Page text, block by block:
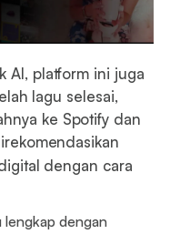
AI, platform ini juga
lagu selesai,
ke Spotify dan
dengan cara
lengkap dengan